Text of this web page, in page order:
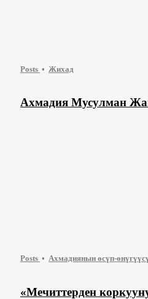
Posts Жихад
Ахмадия Мусулман
Posts Ахмадиянын өсүп-
«Мечиттерден